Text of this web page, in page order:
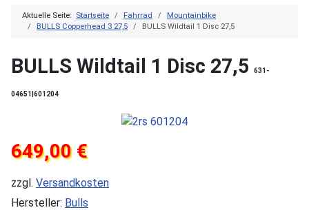
Aktuelle Seite: Startseite Fahrrad
Mountainbike
BULLS Copperhead 3 27,5
BULLS Wildtail 1 Disc 27,5
BULLS Wildtail 1 Disc 27,5 631-
04651|601204
649,00 €
zzgl. Versandkosten
Hersteller: Bulls